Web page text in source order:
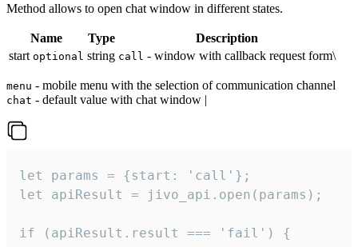
Method allows to open chat window in different states.
Name Type
Description
start optional string call - window with callback request form\
menu - mobile menu with the selection of communication channel
chat - default value with chat window |
let params = {start: 'call'};
let apiResult = jivo_api.open(params);
if (apiResult.result === 'fail') {